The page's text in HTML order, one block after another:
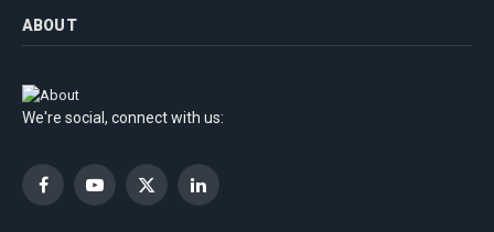
ABOUT
We're social, connect with us:
FacebookYouTubeX
LinkedIn